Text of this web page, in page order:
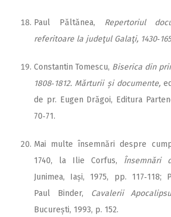
Paul Păltănea, Repertoriul
referitoare la judeţul Galaţi,
Constantin Tomescu, Biserica din
1808‑1812. Mărturii și documente,
de pr. Eugen Drăgoi, Editura
70‑71.
Mai multe însemnări despre
1740, la Ilie Corfus, Însemnări
Junimea, Iași, 1975, pp. 117‑118;
Paul Binder, Cavalerii
București, 1993, p. 152.